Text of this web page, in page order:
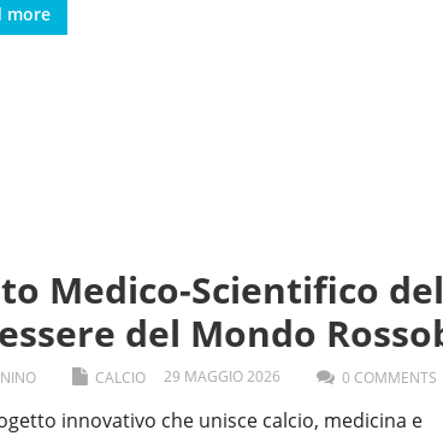
more
Medico-Scientifico del
del Mondo
CALCIO 29 MAGGIO2026 0 COMMENTS
innovativo che unisce calcio, medicina e